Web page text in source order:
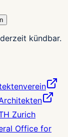
kündbar.
Zurich
Office for